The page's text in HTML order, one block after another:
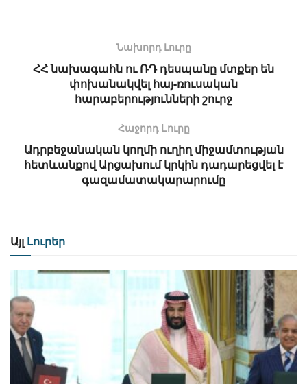
Նախորդ Լուրը
ՀՀ նախագահն ու ՌԴ դեսպանը մտքեր են
փոխանակվել հայ-ռուսական
հարաբերությունների շուրջ
Հաջորդ Lուրը
Ադրբեջանական կողմի ուղիղ միջամտության
հետևանքով Արցախում կրկին դադարեցվել է
գազամատակարարումը
Այլ Լուրեր